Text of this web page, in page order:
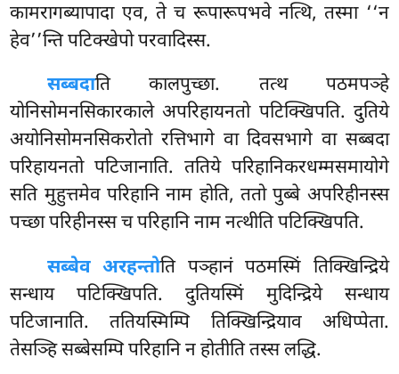
कामरागब्यापादा एव, ते च रूपारूपभवे नत्थि, तस्मा ‘‘न
हेव’’न्ति पटिक्खेपो परवादिस्स.
सब्बदाति कालपुच्छा. तत्थ पठमपञ्हे
योनिसोमनसिकारकाले अपरिहायनतो पटिक्खिपति. दुतिये
अयोनिसोमनसिकरोतो रत्तिभागे वा दिवसभागे वा सब्बदा
परिहायनतो पटिजानाति. ततिये परिहानिकरधम्मसमायोगे
सति मुहुत्तमेव परिहानि नाम होति, ततो पुब्बे अपरिहीनस्स
पच्छा परिहीनस्स च परिहानि नाम नत्थीति पटिक्खिपति.
सब्बेव अरहन्तोति पञ्हानं पठमस्मिं तिक्खिन्द्रिये
सन्धाय पटिक्खिपति. दुतियस्मिं मुदिन्द्रिये सन्धाय
पटिजानाति. ततियस्मिम्पि तिक्खिन्द्रियाव अधिप्पेता.
तेसञ्हि सब्बेसम्पि परिहानि न होतीति तस्स लद्धि.